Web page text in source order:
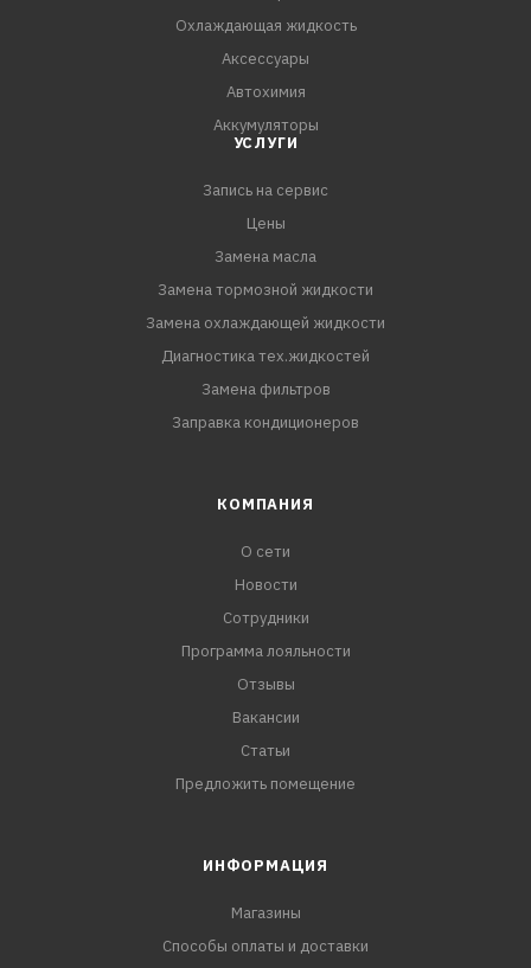
Охлаждающая жидкость
Аксессуары
Автохимия
Аккумуляторы
УСЛУГИ
Запись на сервис
Цены
Замена масла
Замена тормозной жидкости
Замена охлаждающей жидкости
Диагностика тех.жидкостей
Замена фильтров
Заправка кондиционеров
КОМПАНИЯ
О сети
Новости
Сотрудники
Программа лояльности
Отзывы
Вакансии
Статьи
Предложить помещение
ИНФОРМАЦИЯ
Магазины
Способы оплаты и доставки